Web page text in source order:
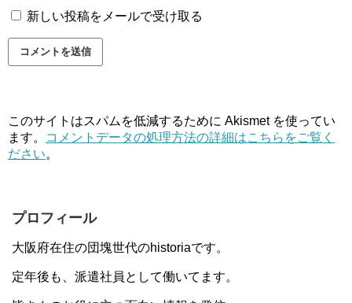
新しい投稿をメールで受け取る
このサイトはスパムを低減するために Akismet を使ってい
ます。
コメントデータの処理方法の詳細はこちらをご覧く
ださい。
プロフィール
大阪府在住の団塊世代のhistoriaです。
定年後も、派遣社員として働いてます。